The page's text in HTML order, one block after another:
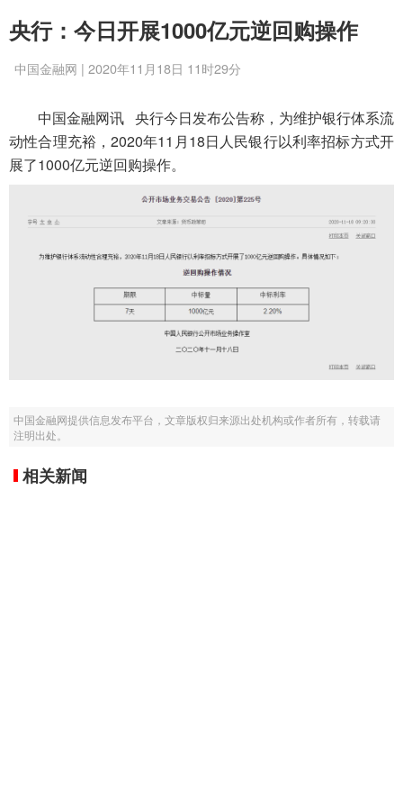
央行：今日开展1000亿元逆回购操作
中国金融网 | 2020年11月18日 11时29分
中国金融网讯 央行今日发布公告称，为维护银行体系流
动性合理充裕，2020年11月18日人民银行以利率招标方式开
展了1000亿元逆回购操作。
中国金融网提供信息发布平台，文章版权归来源出处机构或作者所有，转载请
注明出处。
相关新闻